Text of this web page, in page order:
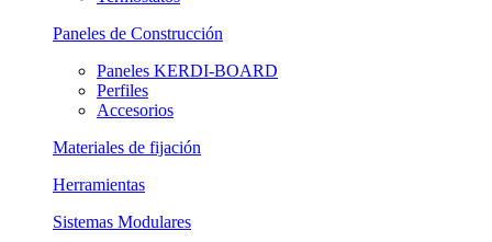
Paneles de Construcción
Paneles KERDI-BOARD
Perfiles
Accesorios
Materiales de fijación
Herramientas
Sistemas Modulares